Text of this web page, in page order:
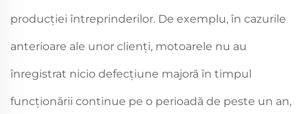
producției întreprinderilor. De exemplu, în cazurile
anterioare ale unor clienți, motoarele nu au
înregistrat nicio defecțiune majoră în timpul
funcționării continue pe o perioadă de peste un an,